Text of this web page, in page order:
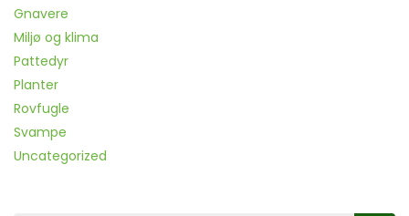
Gnavere
Miljø og klima
Pattedyr
Planter
Rovfugle
Svampe
Uncategorized